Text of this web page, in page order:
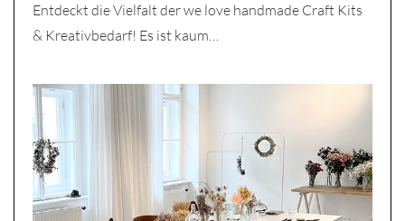
Entdeckt die Vielfalt der we love handmade Craft Kits
& Kreativbedarf! Es ist kaum…